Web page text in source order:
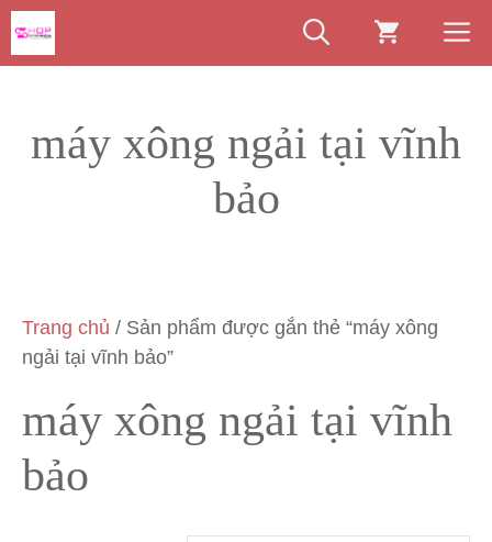
Chuyển
đến
nội
máy xông ngải tại vĩnh
bảo
Trang chủ / Sản phẩm được gắn thẻ “máy xông
ngải tại vĩnh bảo”
máy xông ngải tại vĩnh
bảo